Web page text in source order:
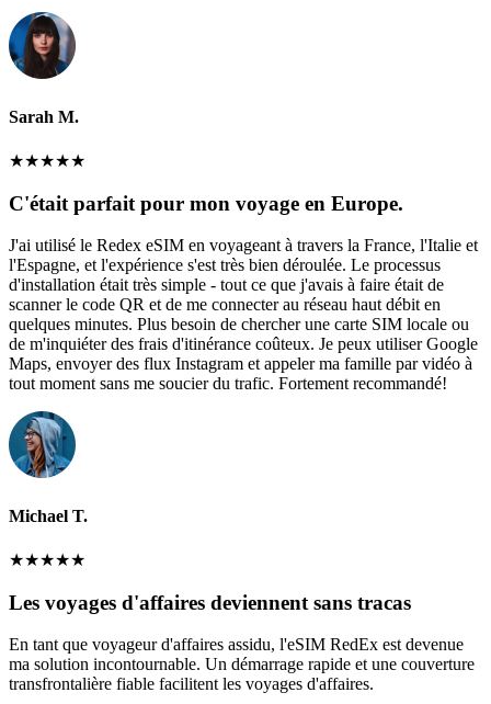
Sarah M.
★★★★★
C'était parfait pour mon voyage en Europe.
J'ai utilisé le Redex eSIM en voyageant à travers la France, l'Italie et
l'Espagne, et l'expérience s'est très bien déroulée. Le processus
d'installation était très simple - tout ce que j'avais à faire était de
scanner le code QR et de me connecter au réseau haut débit en
quelques minutes. Plus besoin de chercher une carte SIM locale ou
de m'inquiéter des frais d'itinérance coûteux. Je peux utiliser Google
Maps, envoyer des flux Instagram et appeler ma famille par vidéo à
tout moment sans me soucier du trafic. Fortement recommandé!
Michael T.
★★★★★
Les voyages d'affaires deviennent sans tracas
En tant que voyageur d'affaires assidu, l'eSIM RedEx est devenue
ma solution incontournable. Un démarrage rapide et une couverture
transfrontalière fiable facilitent les voyages d'affaires.